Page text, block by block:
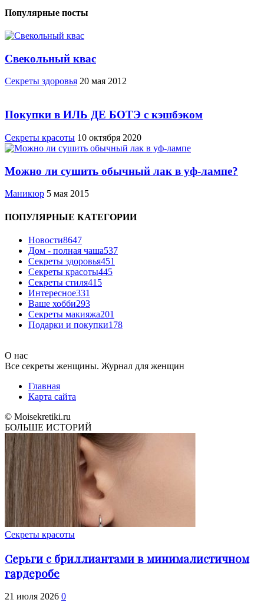
Популярные посты
Свекольный квас
Cекреты здоровья 20 мая 2012
Покупки в ИЛЬ ДЕ БОТЭ с кэшбэком
Секреты красоты 10 октября 2020
Можно ли сушить обычный лак в уф-лампе?
Маникюр 5 мая 2015
ПОПУЛЯРНЫЕ КАТЕГОРИИ
Новости8647
Дом - полная чаша537
Cекреты здоровья451
Секреты красоты445
Секреты стиля415
Интересное331
Ваше хобби293
Секреты макияжа201
Подарки и покупки178
О нас
Все секреты женщины. Журнал для женщин
Главная
Карта сайта
© Moisekretiki.ru
БОЛЬШЕ ИСТОРИЙ
Секреты красоты
Серьги с бриллиантами в минималистичном
гардеробе
21 июля 2026 0